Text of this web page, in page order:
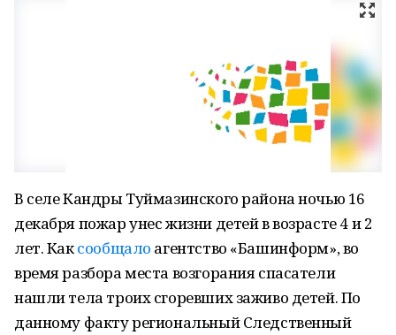
В селе Кандры Туймазинского района ночью 16
декабря пожар унес жизни детей в возрасте 4 и 2
лет. Каксообщало агентство «Башинформ», во
время разбора места возгорания спасатели
нашли тела троих сгоревших заживо детей. По
данному факту региональный Следственный